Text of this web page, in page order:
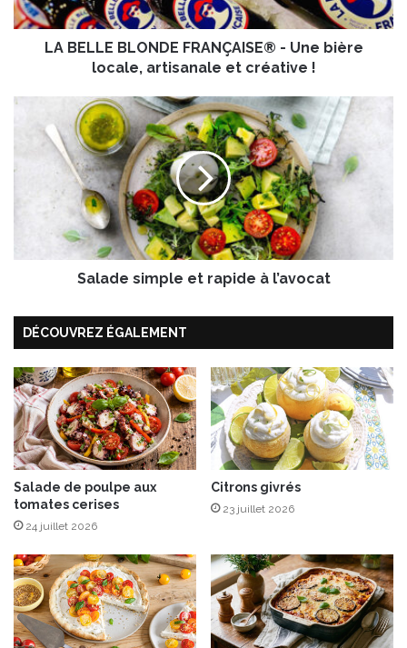
B
L
E
-
n
e
b
i
è
r
e
l
o
c
l
e
,
a
r
LA BELLE BLONDE FRANÇAISE® - Une bière
locale, artisanale et créative !
S
m
e
t
r
a
p
i
d
e
à
l
’
v
o
c
a
t
Salade simple et rapide à l’avocat
DÉCOUVREZ ÉGALEMENT
Salade de poulpe aux
tomates cerises
24 juillet 2026
Citrons givrés
23 juillet 2026